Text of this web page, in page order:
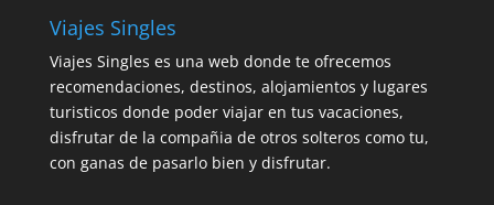
Viajes Singles
Viajes Singles es una web donde te ofrecemos
recomendaciones, destinos, alojamientos y lugares
turisticos donde poder viajar en tus vacaciones,
disfrutar de la compañia de otros solteros como tu,
con ganas de pasarlo bien y disfrutar.